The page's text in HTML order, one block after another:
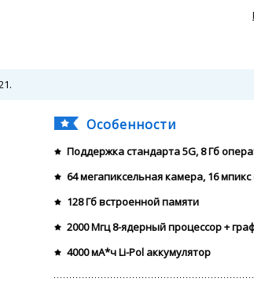
Особенности
Поддержка стандарта 5G, 8 Гб
64 мегапиксельная камера, 16
128 Гб встроенной памяти
2000 Мгц 8-ядерный процессор +
4000 мА*ч Li-Pol аккумулятор